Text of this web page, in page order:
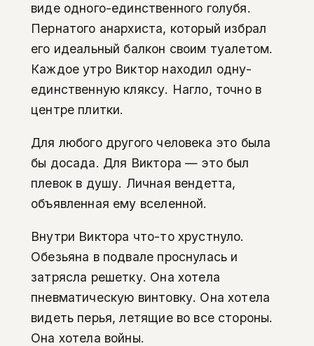
виде одного-единственного голубя.
Пернатого анархиста, который избрал
его идеальный балкон своим туалетом.
Каждое утро Виктор находил одну-
единственную кляксу. Нагло, точно в
центре плитки.
Для любого другого человека это была
бы досада. Для Виктора — это был
плевок в душу. Личная вендетта,
объявленная ему вселенной.
Внутри Виктора что-то хрустнуло.
Обезьяна в подвале проснулась и
затрясла решетку. Она хотела
пневматическую винтовку. Она хотела
видеть перья, летящие во все стороны.
Она хотела войны.